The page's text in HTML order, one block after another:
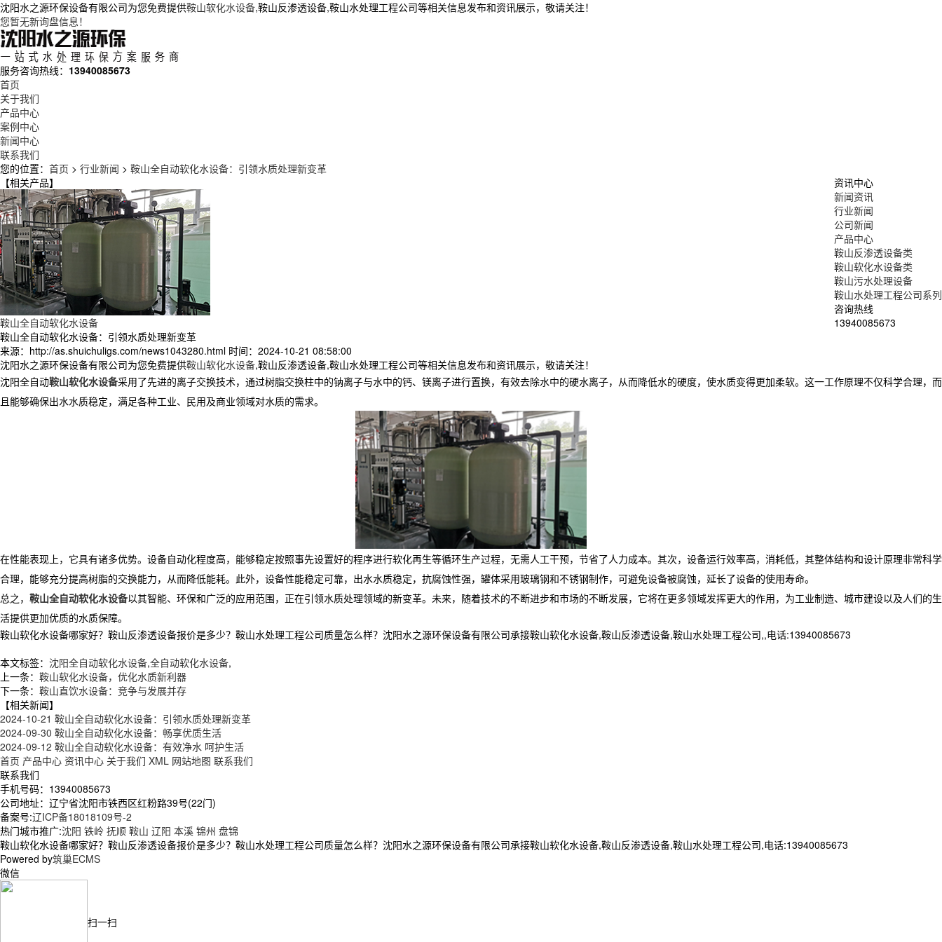
沈阳水之源环保设备有限公司为您免费提供鞍山软化水设备,鞍山反渗透设备,鞍山水处理工程公司等相关信息发布和资讯展示，敬请关注！
您暂无新询盘信息！
服务咨询热线： 13940085673
首页
关于我们
产品中心
案例中心
新闻中心
联系我们
您的位置： 首页 > 行业新闻 > 鞍山全自动软化水设备：引领水质处理新变革
资讯中心
新闻资讯
行业新闻
公司新闻
产品中心
鞍山反渗透设备类
鞍山软化水设备类
鞍山污水处理设备
鞍山水处理工程公司系列
咨询热线
13940085673
鞍山全自动软化水设备：引领水质处理新变革
来源：http://as.shuichuligs.com/news1043280.html 时间：2024-10-21 08:58:00
沈阳水之源环保设备有限公司为您免费提供鞍山软化水设备,鞍山反渗透设备,鞍山水处理工程公司等相关信息发布和资讯展示，敬请关注！
沈阳全自动鞍山软化水设备采用了先进的离子交换技术，通过树脂交换柱中的钠离子与水中的钙、镁离子进行置换，有效去除水中的硬水离子，从而降低水的硬度，使水质变得更加柔软。这一工作原理不仅科学合理，而
且能够确保出水水质稳定，满足各种工业、民用及商业领域对水质的需求。
在性能表现上，它具有诸多优势。设备自动化程度高，能够稳定按照事先设置好的程序进行软化再生等循环生产过程，无需人工干预，节省了人力成本。其次，设备运行效率高，消耗低，其整体结构和设计原理非常科学
合理，能够充分提高树脂的交换能力，从而降低能耗。此外，设备性能稳定可靠，出水水质稳定，抗腐蚀性强，罐体采用玻璃钢和不锈钢制作，可避免设备被腐蚀，延长了设备的使用寿命。
总之， 鞍山全自动软化水设备以其智能、环保和广泛的应用范围，正在引领水质处理领域的新变革。未来，随着技术的不断进步和市场的不断发展，它将在更多领域发挥更大的作用，为工业制造、城市建设以及人们的生
活提供更加优质的水质保障。
鞍山软化水设备哪家好？鞍山反渗透设备报价是多少？鞍山水处理工程公司质量怎么样？沈阳水之源环保设备有限公司承接鞍山软化水设备,鞍山反渗透设备,鞍山水处理工程公司,,电话:13940085673
本文标签： 沈阳全自动软化水设备,全自动软化水设备,
上一条： 鞍山软化水设备，优化水质新利器
下一条： 鞍山直饮水设备：竞争与发展并存
【相关新闻】
2024-10-21 鞍山全自动软化水设备：引领水质处理新变革
2024-09-30 鞍山全自动软化水设备：畅享优质生活
2024-09-12 鞍山全自动软化水设备：有效净水 呵护生活
【相关产品】
鞍山全自动软化水设备
首页 产品中心 资讯中心 关于我们 XML 网站地图 联系我们
联系我们
手机号码：13940085673
公司地址：辽宁省沈阳市铁西区红粉路39号(22门)
备案号:辽ICP备18018109号-2
热门城市推广:沈阳 铁岭 抚顺 鞍山 辽阳 本溪 锦州 盘锦
鞍山软化水设备哪家好？鞍山反渗透设备报价是多少？鞍山水处理工程公司质量怎么样？沈阳水之源环保设备有限公司承接鞍山软化水设备,鞍山反渗透设备,鞍山水处理工程公司,电话:13940085673
Powered by筑巢ECMS
微信
扫一扫